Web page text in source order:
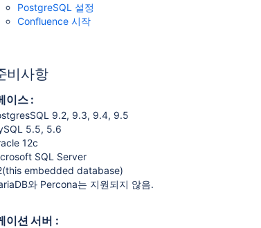
PostgreSQL 설정
Confluence 시작
비사항
이스 :
9.2, 9.3, 9.4, 9.5
5.5, 5.6
12c
SQL Server
embedded database)
와 Percona는 지원되지 않음.
이션 서버 :